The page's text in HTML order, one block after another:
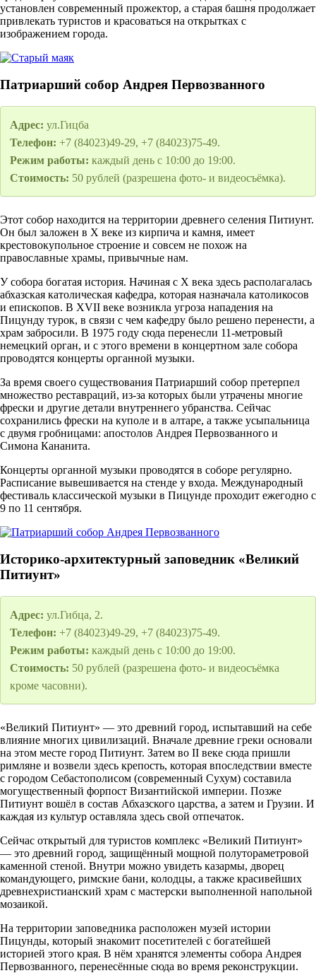
установлен современный прожектор, а старая башня продолжает
привлекать туристов и красоваться на открытках с
изображением города.
Патриарший собор Андрея Первозванного
Адрес: ул.Гицба
Телефон: +7 (84023)49-29, +7 (84023)75-49.
Режим работы: каждый день с 10:00 до 19:00.
Стоимость: 50 рублей (разрешена фото- и видеосъёмка).
Этот собор находится на территории древнего селения Питиунт.
Он был заложен в X веке из кирпича и камня, имеет
крестовокупольное строение и совсем не похож на
православные храмы, привычные нам.
У собора богатая история. Начиная с X века здесь располагалась
абхазская католическая кафедра, которая назначала католикосов
и епископов. В XVII веке возникла угроза нападения на
Пицунду турок, в связи с чем кафедру было решено перенести, а
храм забросили. В 1975 году сюда перенесли 11-метровый
немецкий орган, и с этого времени в концертном зале собора
проводятся концерты органной музыки.
За время своего существования Патриарший собор претерпел
множество реставраций, из-за которых были утрачены многие
фрески и другие детали внутреннего убранства. Сейчас
сохранились фрески на куполе и в алтаре, а также усыпальница
с двумя гробницами: апостолов Андрея Первозванного и
Симона Кананита.
Концерты органной музыки проводятся в соборе регулярно.
Расписание вывешивается на стенде у входа. Международный
фестиваль классической музыки в Пицунде проходит ежегодно с
9 по 11 сентября.
Историко-архитектурный заповедник «Великий
Питиунт»
Адрес: ул.Гибца, 2.
Телефон: +7 (84023)49-29, +7 (84023)75-49.
Режим работы: каждый день с 10:00 до 19:00.
Стоимость: 50 рублей (разрешена фото- и видеосъёмка
кроме часовни).
«Великий Питиунт» — это древний город, испытавший на себе
влияние многих цивилизаций. Вначале древние греки основали
на этом месте город Питиунт. Затем во II веке сюда пришли
римляне и возвели здесь крепость, которая впоследствии вместе
с городом Себастополисом (современный Сухум) составила
могущественный форпост Византийской империи. Позже
Питиунт вошёл в состав Абхазского царства, а затем и Грузии. И
каждая из культур оставляла здесь свой отпечаток.
Сейчас открытый для туристов комплекс «Великий Питиунт»
— это древний город, защищённый мощной полутораметровой
каменной стеной. Внутри можно увидеть казармы, дворец
командующего, римские бани, колодцы, а также красивейших
древнехристианский храм с мастерски выполненной напольной
мозаикой.
На территории заповедника расположен музей истории
Пицунды, который знакомит посетителей с богатейшей
историей этого края. В нём хранятся элементы собора Андрея
Первозванного, перенесённые сюда во время реконструкции.